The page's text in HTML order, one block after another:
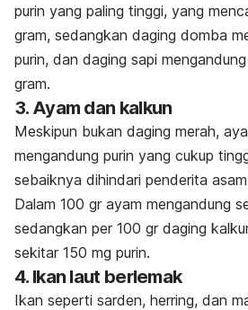
purin yang paling tinggi, yang
gram, sedangkan daging domba
purin, dan daging sapi
gram.
3. Ayam dan kalkun
Meskipun bukan daging merah,
mengandung purin yang cukup
sebaiknya dihindari penderita
Dalam 100 gr ayam mengandung
sedangkan per 100 gr daging
sekitar 150 mg purin.
4. Ikan laut berlemak
Ikan seperti sarden, herring, dan